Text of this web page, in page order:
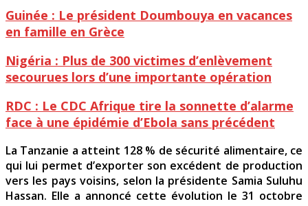
Guinée : Le président Doumbouya en vacances
en famille en Grèce
Nigéria : Plus de 300 victimes d’enlèvement
secourues lors d’une importante opération
RDC : Le CDC Afrique tire la sonnette d’alarme
face à une épidémie d’Ebola sans précédent
La Tanzanie a atteint 128 % de sécurité alimentaire, ce
qui lui permet d’exporter son excédent de production
vers les pays voisins, selon la présidente Samia Suluhu
Hassan. Elle a annoncé cette évolution le 31 octobre